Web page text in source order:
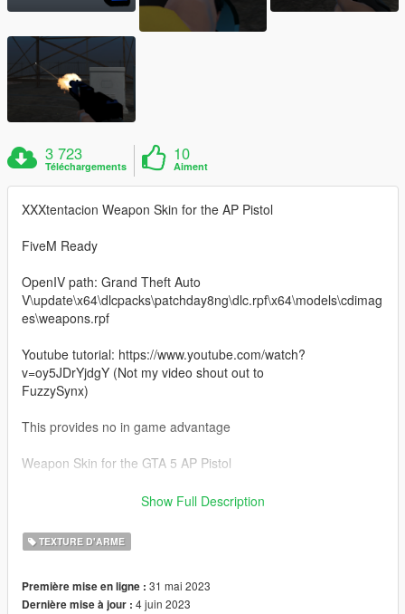
3 723
Téléchargements
10
Aiment
XXXtentacion Weapon Skin for the AP Pistol
FiveM Ready
OpenIV path: Grand Theft Auto
V\update\x64\dlcpacks\patchday8ng\dlc.rpf\x64\models\cdimag
es\weapons.rpf
Youtube tutorial: https://www.youtube.com/watch?
v=oy5JDrYjdgY (Not my video shout out to
FuzzySynx)
This provides no in game advantage
Weapon Skin for the GTA 5 AP Pistol
OpenIV required to install
Discord: https://discord.gg/NgYPjjMKDY
Show Full Description
TEXTURE D'ARME
Première mise en ligne : 31 mai 2023
Dernière mise à jour : 4 juin 2023